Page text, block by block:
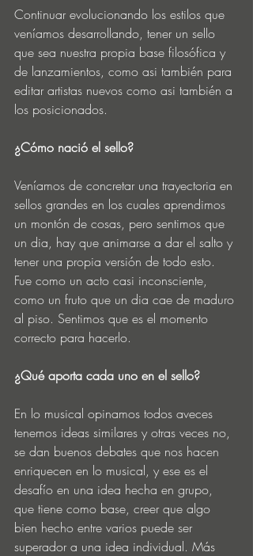
Continuar evolucionando los estilos que
veníamos desarrollando, tener un sello
que sea nuestra propia base filosófica y
de lanzamientos, como asi también para
editar artistas nuevos como asi también a
los posicionados.
¿Cómo nació el sello?
Veníamos de concretar una trayectoria en
sellos grandes en los cuales aprendimos
un montón de cosas, pero sentimos que
un dia, hay que animarse a dar el salto y
tener una propia versión de todo esto.
Fue como un acto casi inconsciente,
como un fruto que un dia cae de maduro
al piso. Sentimos que es el momento
correcto para hacerlo.
¿Qué aporta cada uno en el sello?
En lo musical opinamos todos aveces
tenemos ideas similares y otras veces no,
se dan buenos debates que nos hacen
enriquecen en lo musical, y ese es el
desafío en una idea hecha en grupo,
que tiene como base, creer que algo
bien hecho entre varios puede ser
superador a una idea individual. Más